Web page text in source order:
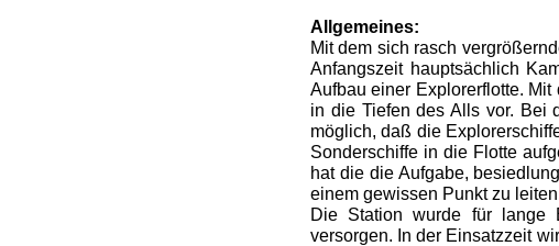
Allgemeines:
Mit dem sich rasch
Anfangszeit hauptsächlich
Aufbau einer Explorerflotte.
in die Tiefen des Alls vor. Bei
möglich, daß die
Sonder­schiffe in die Flotte
hat die die Aufgabe,
einem gewissen Punkt zu
Die Station wurde für lange
versorgen. In der Einsatzzeit